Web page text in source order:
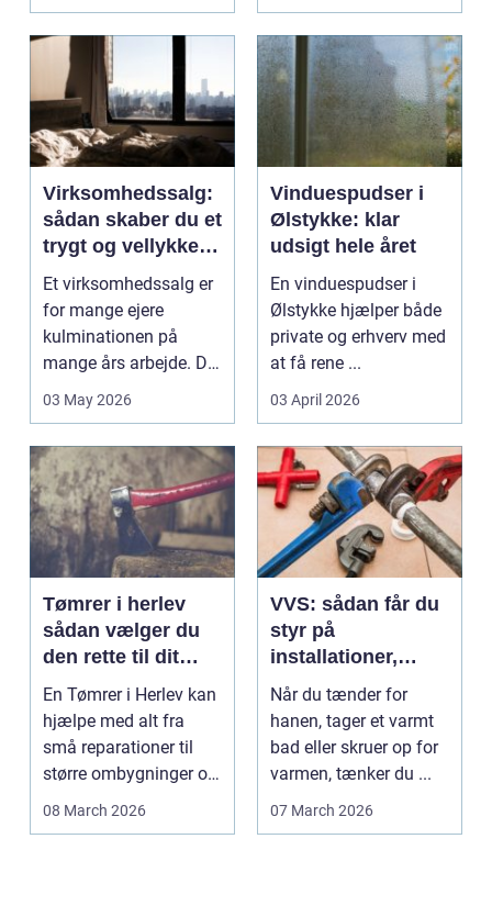
Virksomhedssalg:
sådan skaber du et
trygt og vellykket
salg
Et virksomhedssalg er
for mange ejere
kulminationen på
mange års arbejde. Det
kan være en planlagt
03 May 2026
Vinduespudser i
Ølstykke: klar
udsigt hele året
En vinduespudser i
Ølstykke hjælper både
private og erhverv med
at få rene ...
03 April 2026
Tømrer i herlev
sådan vælger du
den rette til dit
projekt
En Tømrer i Herlev kan
hjælpe med alt fra
små reparationer til
større ombygninger og
tilbygninger. N...
08 March 2026
VVS: sådan får du
styr på
installationer,
komfort og
energiforbrug
Når du tænder for
hanen, tager et varmt
bad eller skruer op for
varmen, tænker du ...
07 March 2026